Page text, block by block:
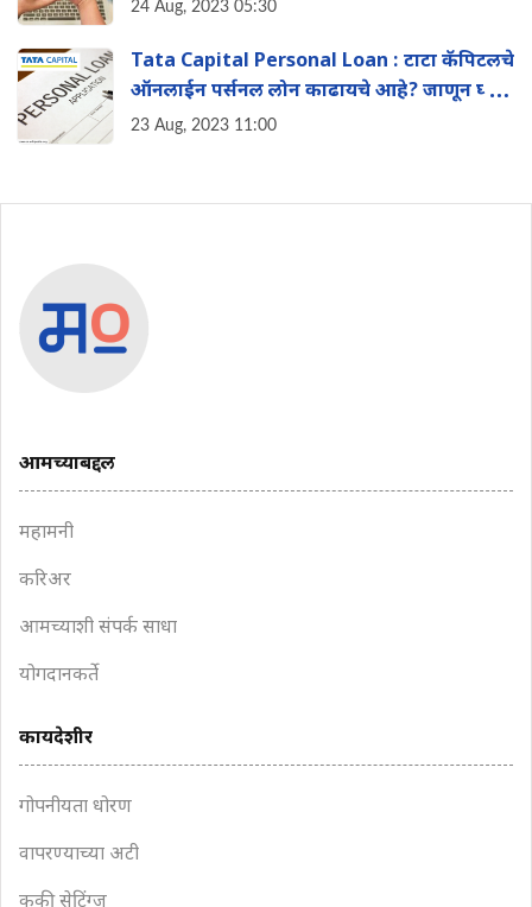
24 Aug, 2023 05:30
Tata Capital Personal Loan : टाटा कॅपिटलचे
ऑनलाईन पर्सनल लोन काढायचे आहे? जाणून घ्या
अर्जाची प्रक्रिया
23 Aug, 2023 11:00
आमच्याबद्दल
महामनी
करिअर
आमच्याशी संपर्क साधा
योगदानकर्ते
कायदेशीर
गोपनीयता धोरण
वापरण्याच्या अटी